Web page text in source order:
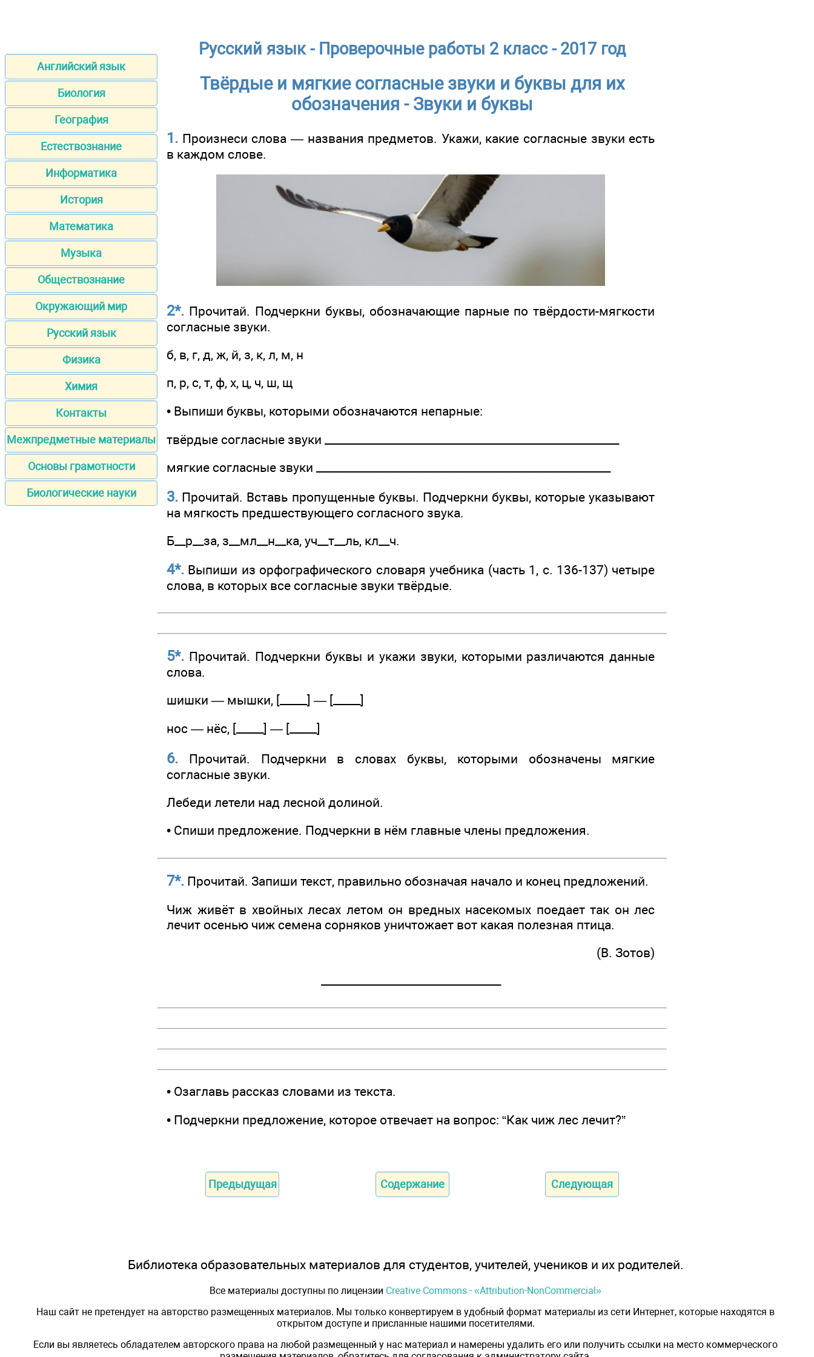
Английский язык
Биология
География
Естествознание
Информатика
История
Математика
Музыка
Обществознание
Окружающий мир
Русский язык
Физика
Химия
Контакты
Межпредметные материалы
Основы грамотности
Биологические науки
Русский язык - Проверочные работы 2 класс - 2017 год
Твёрдые и мягкие согласные звуки и буквы для их
обозначения - Звуки и буквы
1. Произнеси слова — названия предметов. Укажи, какие согласные звуки есть
в каждом слове.
2*. Прочитай. Подчеркни буквы, обозначающие парные по твёрдости-мягкости
согласные звуки.
б, в, г, д, ж, й, з, к, л, м, н
п, р, с, т, ф, х, ц, ч, ш, щ
• Выпиши буквы, которыми обозначаются непарные:
твёрдые согласные звуки ________________­________________­______________________
мягкие согласные звуки ________________­________________­______________________
3. Прочитай. Вставь пропущенные буквы. Подчеркни буквы, которые указывают
на мягкость предшествующего согласного звука.
Б__р__за, з__мл__н__ка, уч__т__ль, кл__ч.
4*. Выпиши из орфографического словаря учебника (часть 1, с. 136-137) четыре
слова, в которых все согласные звуки твёрдые.
5*. Прочитай. Подчеркни буквы и укажи звуки, которыми различаются данные
слова.
шишки — мышки, [_____] — [_____]
нос — нёс, [_____] — [_____]
6. Прочитай. Подчеркни в словах буквы, которыми обозначены мягкие
согласные звуки.
Лебеди летели над лесной долиной.
• Спиши предложение. Подчеркни в нём главные члены предложения.
7*. Прочитай. Запиши текст, правильно обозначая начало и конец предложений.
Чиж живёт в хвойных лесах летом он вредных насекомых поедает так он лес
лечит осенью чиж семена сорняков уничтожает вот какая полезная птица.
(В. Зотов)
______________­___________________
• Озаглавь рассказ словами из текста.
• Подчеркни предложение, которое отвечает на вопрос: “Как чиж лес лечит?”
Предыдущая Содержание Следующая
Библиотека образовательных материалов для студентов, учителей, учеников и их родителей.
Все материалы доступны по лицензии Creative Commons - «Attribution-NonCommercial»
Наш сайт не претендует на авторство размещенных материалов. Мы только конвертируем в удобный формат материалы из сети Интернет, которые находятся в
открытом доступе и присланные нашими посетителями.
Если вы являетесь обладателем авторского права на любой размещенный у нас материал и намерены удалить его или получить ссылки на место коммерческого